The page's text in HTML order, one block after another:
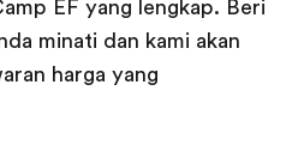
EF yang lengkap. Beri
minati dan kami akan
harga yang